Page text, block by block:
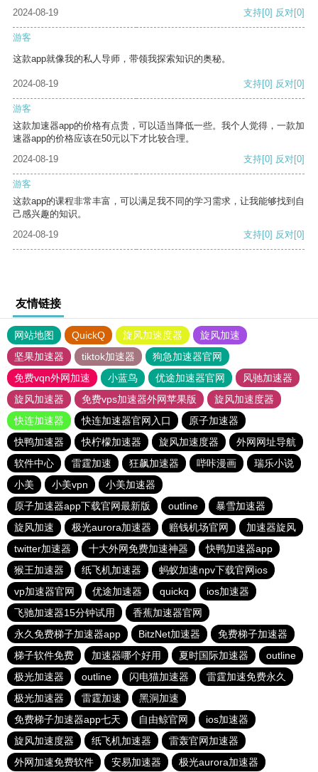
2024-08-19
支持[0] 反对[0]
游客
这款app就像我的私人导师，带领我探索知识的奥秘。
2024-08-19 支持[0] 反对[0]
游客
这款加速器app的价格有点贵，可以适当降低一些。我个人觉得，一款加
速器app的价格应该在50元以下才比较合理。
2024-08-19
支持[0] 反对[0]
游客
这款app的课程非常丰富，可以满足我不同的学习需求，让我能够找到自
己感兴趣的知识。
2024-08-19
支持[0] 反对[0]
友情链接
网站地图 QuickQ 旋风加速度器
旋风加速
坚果加速器
tiktok加速器
狗急加速器官网
免费vqn外网加速
小蓝鸟 优途加速器官网
风驰加速器
旋风加速器
免费vps加速器外网苹果版
旋风加速度器
快连加速器
快连加速器官网入口
原子加速器
快鸭加速器
快柠檬加速器 旋风加速度器
外网网址导航
软件中心
雷霆加速 狂飙加速器 哔咔漫画
瑞乐小说
小美
小美vpn
小美加速器
原子加速器app下载官网最新版
outline
暴雪加速器
旋风加速
极光aurora加速器 赔钱机场官网
加速器旋风
twitter加速器
十大外网免费加速神器
快鸭加速器app
猴王加速器
纸飞机加速器
蚂蚁加速npv下载官网ios
vp加速器官网
优途加速器 quickq
ios加速器
飞驰加速器15分钟试用
香蕉加速器官网
永久免费梯子加速器app
BitzNet加速器
免费梯子加速器
梯子软件免费
加速器哪个好用 夏时国际加速器
outline
极光加速器
outline 闪电猫加速器
雷霆加速免费永久
极光加速器
雷霆加速
黑洞加速
免费梯子加速器app七天
自由鲸官网
ios加速器
旋风加速度器
纸飞机加速器
雷轰官网加速器
外网加速免费软件
安易加速器 极光aurora加速器